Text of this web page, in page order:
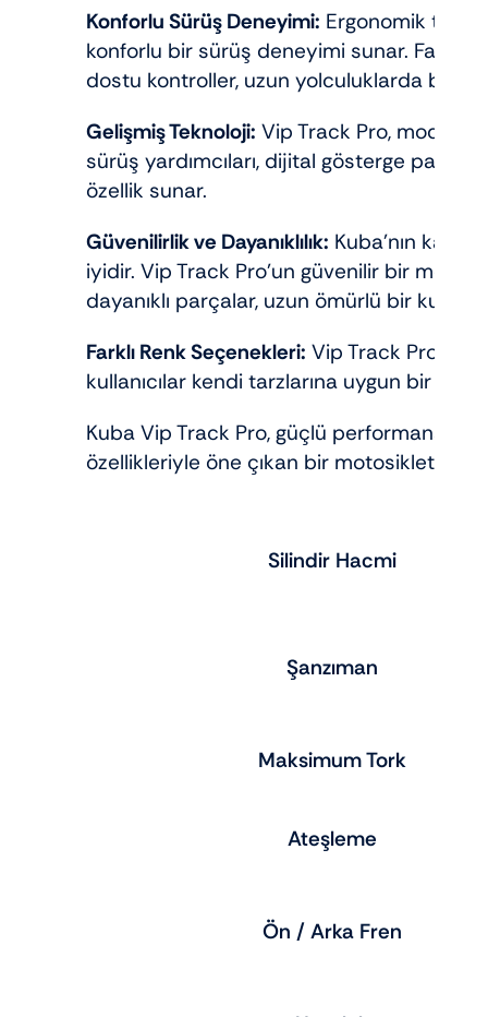
Konforlu Sürüş Deneyimi: Ergonomik
konforlu bir sürüş deneyimi sunar. Fakat
dostu kontroller, uzun yolculuklarda bile
Gelişmiş Teknoloji: Vip Track Pro, modern
sürüş yardımcıları, dijital gösterge
özellik sunar.
Güvenilirlik ve Dayanıklılık: Kuba’nın
iyidir. Vip Track Pro’un güvenilir bir
dayanıklı parçalar, uzun ömürlü bir
Farklı Renk Seçenekleri: Vip Track Pro,
kullanıcılar kendi tarzlarına uygun bir
Kuba Vip Track Pro, güçlü performansı
özellikleriyle öne çıkan bir motosiklet
Silindir Hacmi
Şanzıman
Maksimum Tork
Ateşleme
Ön / Arka Fren